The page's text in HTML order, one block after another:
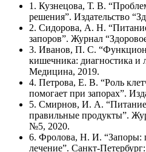
1. Кузнецова, Т. В.
решения”. Издательство
2. Сидорова, А. Н.
запоров”. Журнал
3. Иванов, П. С.
кишечника: диагностика и
Медицина, 2019.
4. Петрова, Е. В. “Роль
помогает при запорах”.
5. Смирнов, И. А. “Питание
правильные продукты”.
№5, 2020.
6. Фролова, Н. И. “Запоры:
лечение”. Санкт-